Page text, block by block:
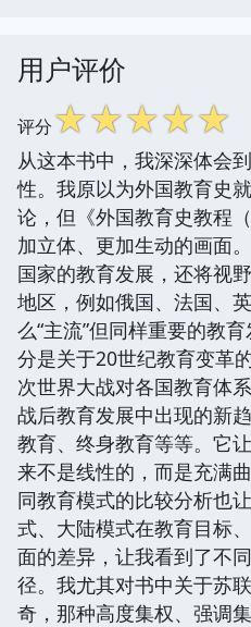
用户评价
评分☆☆☆☆☆
从这本书中，我深深体会
性。我原以为外国教育史
论，但《外国教育史教程
加立体、更加生动的画面
国家的教育发展，还将视
地区，例如俄国、法国、
么“主流”但同样重要的教
分是关于20世纪教育变革
次世界大战对各国教育体
战后教育发展中出现的新
教育、终身教育等等。它
来不是线性的，而是充满
同教育模式的比较分析也
式、大陆模式在教育目标
面的差异，让我看到了不
径。我尤其对书中关于苏
奇，那种高度集权、强调